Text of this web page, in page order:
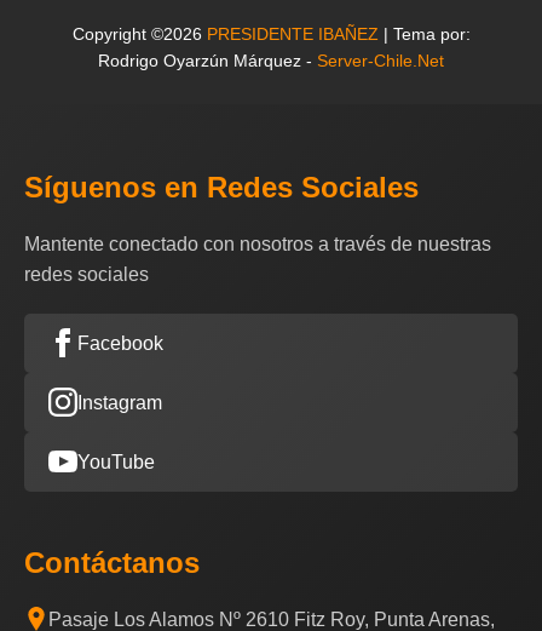
Copyright ©2026 PRESIDENTE IBAÑEZ | Tema por:
Rodrigo Oyarzún Márquez - Server-Chile.Net
Síguenos en Redes Sociales
Mantente conectado con nosotros a través de nuestras
redes sociales
Facebook
Instagram
YouTube
Contáctanos
Pasaje Los Alamos Nº 2610 Fitz Roy, Punta Arenas,